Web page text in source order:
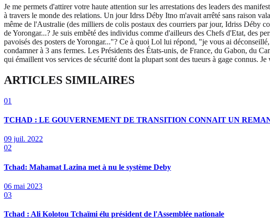
Je me permets d'attirer votre haute attention sur les arrestations des leaders des
à travers le monde des relations. Un jour Idrss Déby Itno m'avait arrêté sans raison
même de l'Australie (des milliers de colis postaux des courriers par jour, Idriss Déby
de Yorongar...? Je suis embêté des individus comme d'ailleurs des Chefs d'Etat, des
pavoisés des posters de Yorongar..."? Ce à quoi Lol lui répond, "je vous ai
condamner à 3 ans fermes. Les Présidents des États-unis, de France, du Gabon, du
qui émaillent vos services de sécurité dont la plupart sont des tueurs à gage connus.
ARTICLES SIMILAIRES
01
TCHAD : LE GOUVERNEMENT DE TRANSITION CONNAIT UN
09 juil. 2022
02
Tchad: Mahamat Lazina met à nu le système Deby
06 mai 2023
03
Tchad : Ali Kolotou Tchaïmi élu président de l'Assemblée nationale